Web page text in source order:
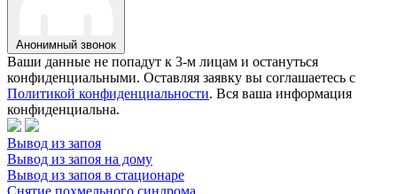
Анонимный звонок
Ваши данные не попадут к 3-м лицам и остануться
конфиденциальными. Оставляя заявку вы соглашаетесь с
Политикой конфиденциальности. Вся ваша информация
конфиденциальна.
Вывод из запоя
Вывод из запоя на дому
Вывод из запоя в стационаре
Снятие похмельного синдрома